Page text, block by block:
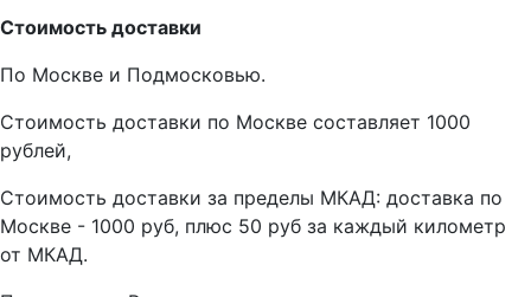
Стоимость доставки
По Москве и Подмосковью.
Стоимость доставки по Москве составляет 1000
рублей,
Стоимость доставки за пределы МКАД: доставка по
Москве - 1000 руб, плюс 50 руб за каждый километр
от МКАД.